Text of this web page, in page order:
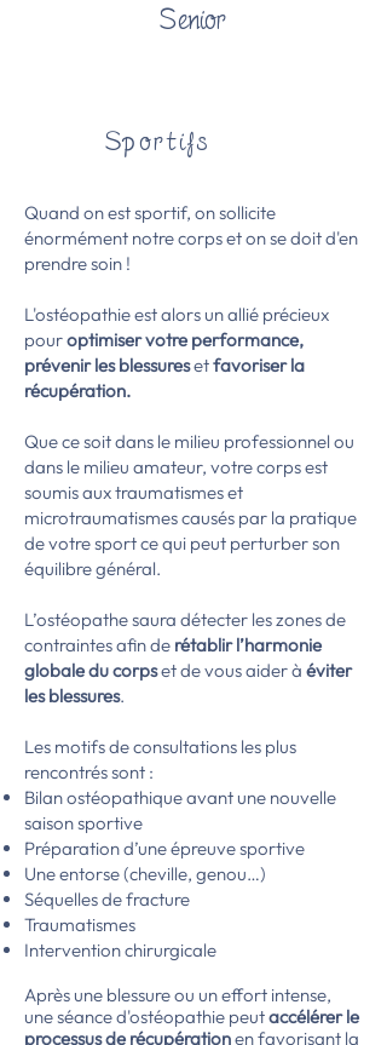
Senior
Sportifs
Quand on est sportif, on sollicite
énormément notre corps et on se doit d'en
prendre soin !
L'ostéopathie est alors un allié précieux
pouroptimiser votre performance,
prévenir les blessuresetfavoriser la
récupération.
Que ce soit dans le milieu professionnel ou
dans le milieu amateur, votre corps est
soumis aux traumatismes et
microtraumatismes causés par la pratique
de votre sport ce qui peut perturber son
équilibre général.
L’ostéopathe saura détecter les zones de
contraintes afin de rétablir l’harmonie
globale du corpset de vous aider à éviter
les blessures.
Les motifs de consultations les plus
rencontrés sont :
Bilan ostéopathique avant une nouvelle
saison sportive
Préparation d’une épreuve sportive
Une entorse (cheville, genou…)
Séquelles de fracture
Traumatismes
Intervention chirurgicale
Après une blessure ou un effort intense,
une séance d'ostéopathie peutaccélérer le
processus de récupérationen favorisant la